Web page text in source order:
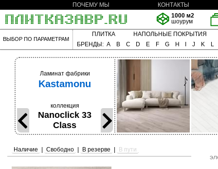
ПОЧЕМУ МЫ
КОНТАКТЫ
1000 м2
шоурум
ВЫБОР ПО ПАРАМЕТРАМ
ПЛИТКА
НАПОЛЬНЫЕ ПОКРЫТИЯ
БРЕНДЫ: A B C D E F G H J K L
Ламинат фабрики
Kastamonu
коллекция
Nanoclick 33
Class
Наличие | Свободно | В резерве | В пути